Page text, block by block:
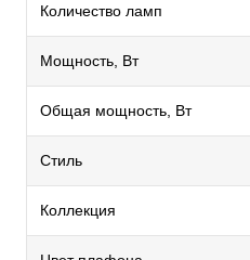
Количество ламп
Мощность, Вт
Общая мощность, Вт
Стиль
Коллекция